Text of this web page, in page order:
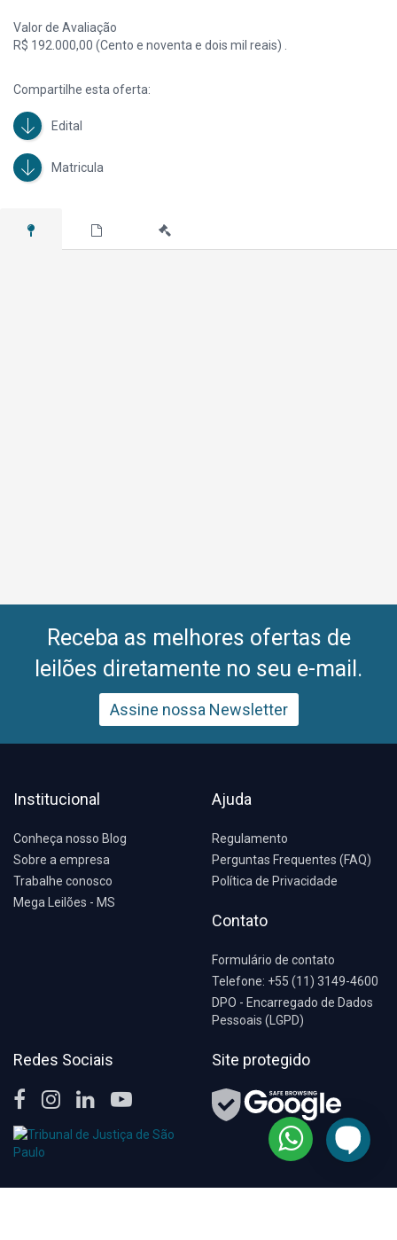
Valor de Avaliação
R$ 192.000,00 (Cento e noventa e dois mil reais) .
Compartilhe esta oferta:
Edital
Matricula
Receba as melhores ofertas de
leilões diretamente no seu e-mail.
Assine nossa Newsletter
Institucional
Conheça nosso Blog
Sobre a empresa
Trabalhe conosco
Mega Leilões - MS
Ajuda
Regulamento
Perguntas Frequentes (FAQ)
Política de Privacidade
Contato
Formulário de contato
Telefone: +55 (11) 3149-4600
DPO - Encarregado de Dados
Pessoais (LGPD)
Redes Sociais Site protegido